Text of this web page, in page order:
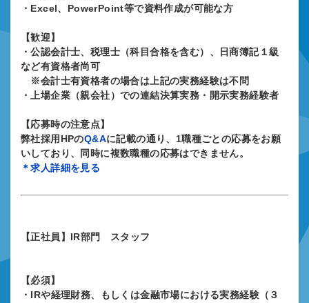
・Excel、PowerPoint等で資料作成が可能な方
【歓迎】
・公認会計士、税理士（科目合格を含む）、日商簿記１級
など有資格者尚可
※会計士有資格者の場合は上記の実務経験は不問
・上場企業（親会社）での連結決算実務・開示実務経験者
【応募時の注意点】
弊社採用HPのQ&Aに記載の通り、1職種ごとの応募をお願
いしており、同時に複数職種の応募はできません。
＊求人詳細を見る
【正社員】IR部門 スタッフ
【必須】
・IRや経理財務、もしくは金融市場における実務経験（３